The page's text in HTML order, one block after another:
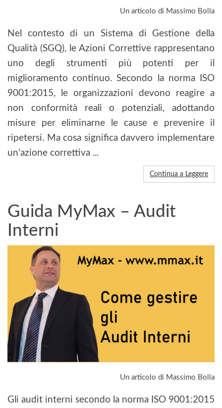
Un articolo di Massimo Bolla
Nel contesto di un Sistema di Gestione della
Qualità (SGQ), le Azioni Correttive rappresentano
uno degli strumenti più potenti per il
miglioramento continuo. Secondo la norma ISO
9001:2015, le organizzazioni devono reagire a
non conformità reali o potenziali, adottando
misure per eliminarne le cause e prevenire il
ripetersi. Ma cosa significa davvero implementare
un’azione correttiva ...
Continua a Leggere
Guida MyMax – Audit
Interni
Un articolo di Massimo Bolla
Gli audit interni secondo la norma ISO 9001:2015